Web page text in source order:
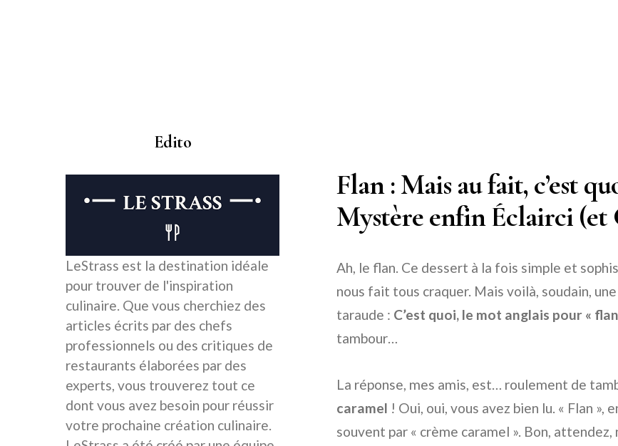
Flan : Mais au fait, c’est
Mystère enfin Éclairci (et
Ah, le flan. Ce dessert à la fois simple et
nous fait tous craquer. Mais voilà, soudain,
taraude : C’est quoi, le mot anglais pour « flan
tambour…
La réponse, mes amis, est… roulement de
caramel ! Oui, oui, vous avez bien lu. « Flan »,
souvent par « crème caramel ». Bon,
Edito
LeStrass est la destination idéale
pour trouver de l'inspiration
culinaire. Que vous cherchiez des
articles écrits par des chefs
professionnels ou des critiques de
restaurants élaborées par des
experts, vous trouverez tout ce
dont vous avez besoin pour réussir
votre prochaine création culinaire.